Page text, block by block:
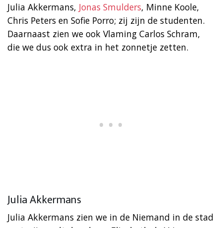
Julia Akkermans, Jonas Smulders, Minne Koole,
Chris Peters en Sofie Porro; zij zijn de studenten.
Daarnaast zien we ook Vlaming Carlos Schram,
die we dus ook extra in het zonnetje zetten.
Julia Akkermans
Julia Akkermans zien we in de Niemand in de stad